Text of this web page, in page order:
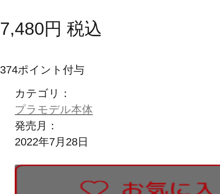
7,480円 税込
374ポイント付与
カテゴリ：
プラモデル本体
発売月：
2022年7月28日